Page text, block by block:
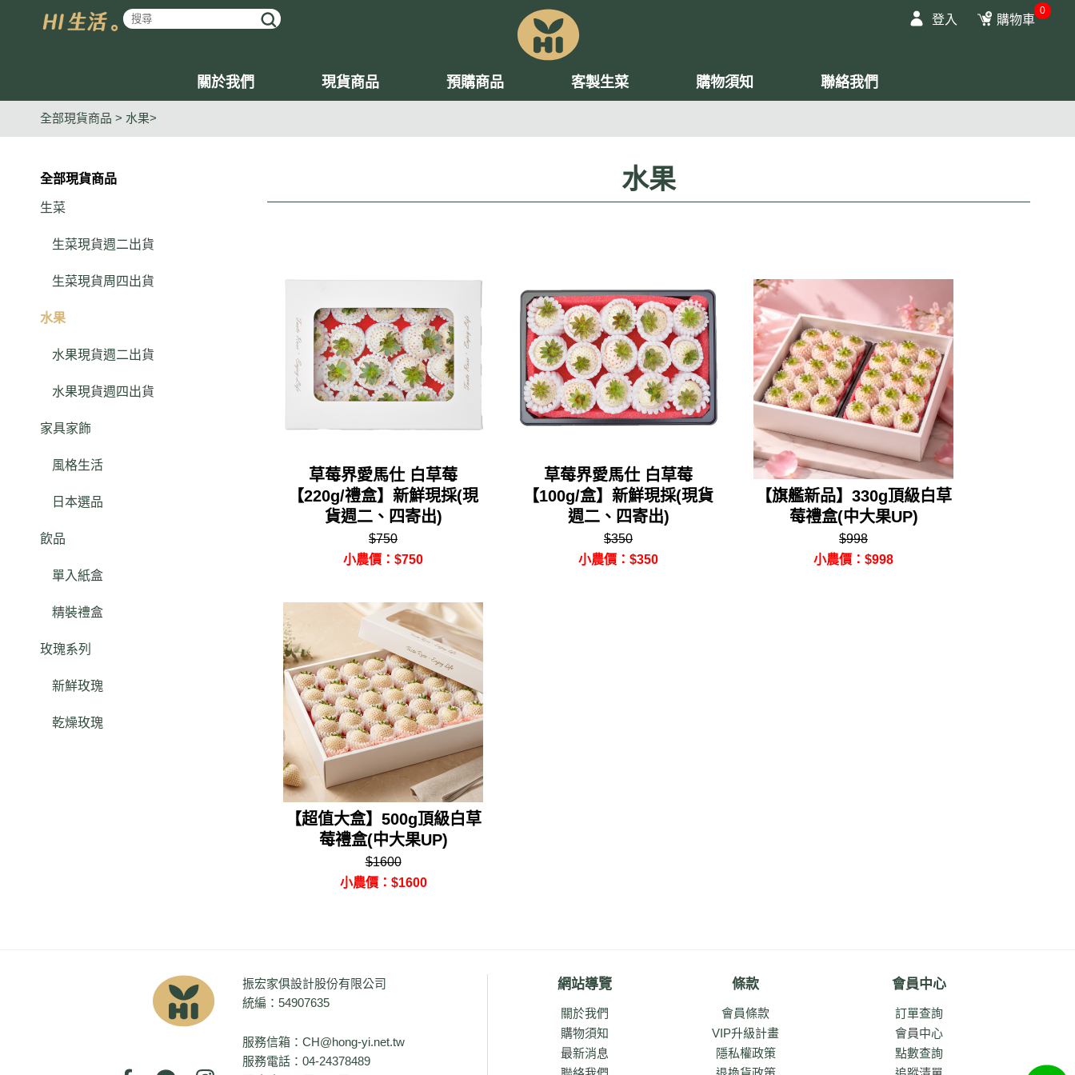
登入 購物車
0
關於我們 現貨商品 預購商品 客製生菜 購物須知 聯絡我們
全部現貨商品 > 水果
全部現貨商品
生菜
生菜現貨週二出貨
生菜現貨周四出貨
水果
水果現貨週二出貨
水果現貨週四出貨
家具家飾
風格生活
日本選品
飲品
單入紙盒
精裝禮盒
玫瑰系列
新鮮玫瑰
乾燥玫瑰
水果
草莓界愛馬仕 白草莓
【220g/禮盒】新鮮現採(現
貨週二、四寄出)
$750
小農價：$750
草莓界愛馬仕 白草莓
【100g/盒】新鮮現採(現貨
週二、四寄出)
$350
小農價：$350
【旗艦新品】330g頂級白草
莓禮盒(中大果UP)
$998
小農價：$998
【超值大盒】500g頂級白草
莓禮盒(中大果UP)
$1600
小農價：$1600
振宏家俱設計股份有限公司
統編：54907635
服務信箱：CH@hong-yi.net.tw
服務電話：04-24378489
網站導覽
關於我們
購物須知
最新消息
條款
會員條款
VIP升級計畫
隱私權政策
會員中心
訂單查詢
會員中心
點數查詢